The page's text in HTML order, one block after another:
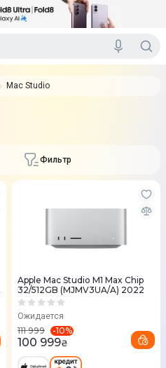
Mac Studio
Фильтр
Apple Mac Studio M1 Max Chip
32/512GB (MJMV3UA/A) 2022
Ожидается
111 999 -10%
100 999₴